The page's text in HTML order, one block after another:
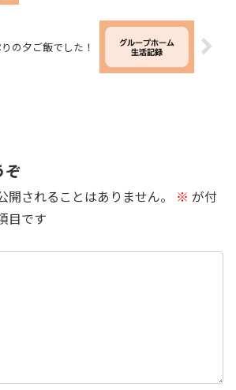
の夕ご飯でした！
ぞ
開されることはありません。 ※ が付
目です